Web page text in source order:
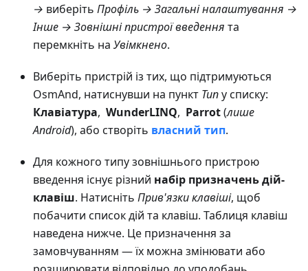
→ виберіть Профіль → Загальні налаштування →
Інше → Зовнішні пристрої введення та
перемкніть на Увімкнено.
Виберіть пристрій із тих, що підтримуються
OsmAnd, натиснувши на пункт Типу списку:
Клавіатура, WundеrLINQ, Parrot(лише
Android), або створіть власний тип.
Для кожного типу зовнішнього пристрою
введення існує різний набір призначень дій-
клавіш. Натисніть Прив'язки клавіші, щоб
побачити список дій та клавіш. Таблиця клавіш
наведена нижче. Це призначення за
замовчуванням — їх можна змінювати або